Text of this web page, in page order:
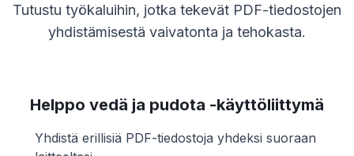
Tutustu työkaluihin, jotka tekevät PDF-tiedostojen
yhdistämisestä vaivatonta ja tehokasta.
Helppo vedä ja pudota -käyttöliittymä
Yhdistä erillisiä PDF-tiedostoja yhdeksi suoraan